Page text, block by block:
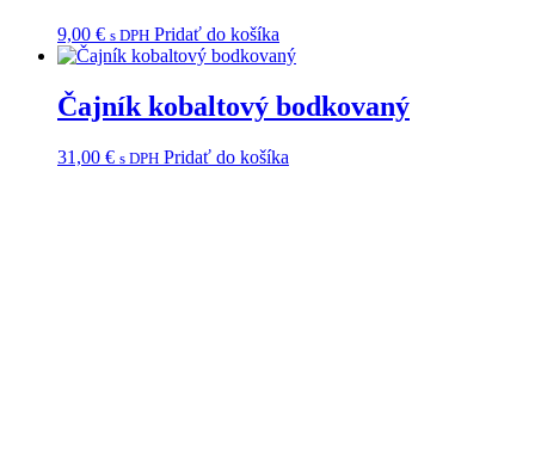
9,00 € s DPH Pridať do košíka
Čajník kobaltový bodkovaný
31,00 € s DPH Pridať do košíka